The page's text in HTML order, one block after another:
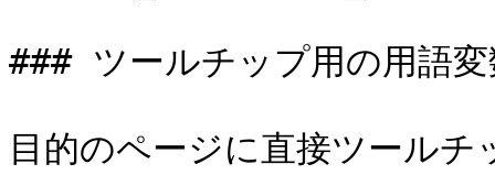
### ツールチップ用の用語変
目的のページに直接ツール